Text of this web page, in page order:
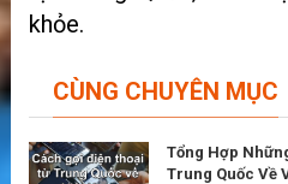
khỏe.
CÙNG CHUYÊN MỤC
Tổng Hợp
Trung Quốc Về